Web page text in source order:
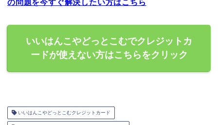
の問題を今すぐ解決したい方はこちら
いいはんこやどっとこむでクレジットカ
ードが使えない方はこちらをクリック
いいはんこやどっとこむクレジットカード